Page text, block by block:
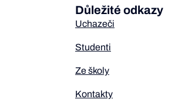
Důležité odkazy
Uchazeči
Studenti
Ze školy
Kontakty